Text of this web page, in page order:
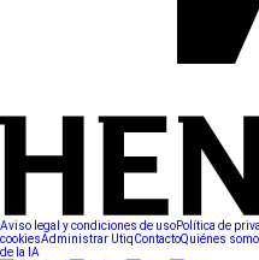
Aviso legal y condiciones de usoPolítica de
cookiesAdministrar UtiqContactoQuiénes
de la IA